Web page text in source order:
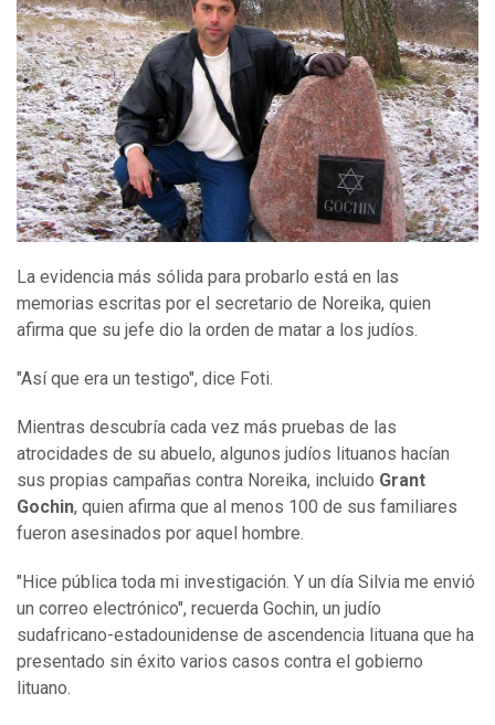
La evidencia más sólida para probarlo está en las
memorias escritas por el secretario de Noreika, quien
afirma que su jefe dio la orden de matar a los judíos.
"Así que era un testigo", dice Foti.
Mientras descubría cada vez más pruebas de las
atrocidades de su abuelo, algunos judíos lituanos hacían
sus propias campañas contra Noreika, incluido Grant
Gochin, quien afirma que al menos 100 de sus familiares
fueron asesinados por aquel hombre.
"Hice pública toda mi investigación. Y un día Silvia me envió
un correo electrónico", recuerda Gochin, un judío
sudafricano-estadounidense de ascendencia lituana que ha
presentado sin éxito varios casos contra el gobierno
lituano.